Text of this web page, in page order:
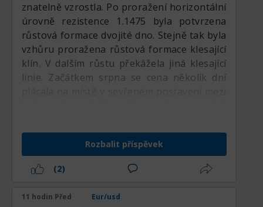
Krátkodobý cenový vývoj a analýza
trendu
Na krátkodobých H4 grafech pár vykazuje
opatrnou konsolidační fázi těsně nad
klíčovou podporou na 1,1550, což odráží
vybudovat spolehlivou bázi po menší
korekci z maxim na začátku týdne.
Indikátory momentum, jako je Commodity
průměrů, naznačují neutrální až mírně
znatelně vzrostla. Po proražení horizontální
úrovně rezistence 1.1475 byla potvrzena
růstová formace dvojité dno. Stejně tak byla
vzhůru proražena růstová formace klesající
klín. V dalším růstu překážela jiná klesající
linie. Začátkem srpna se cena několik dní
statistika z USA, takzvaný non-farm,
vyhazovaly cenu nahoru. Ale ne až tak
výrazně, boj pokračoval. Domnívám se, že i
nadále budou dominovat kupující, o čemž
Rozbalit příspěvek
(2)
11 hodin Před Eur/usd